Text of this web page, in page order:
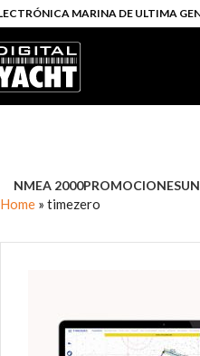
MARINA DE ULTIMA
NMEA 2000PROMOCIONES
Home » timezero